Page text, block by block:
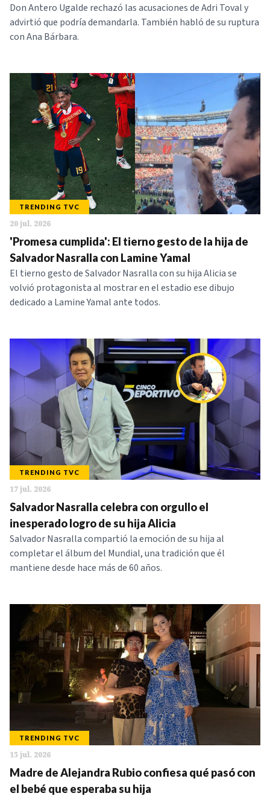
Don Antero Ugalde rechazó las acusaciones de Adri Toval y
advirtió que podría demandarla. También habló de su ruptura
con Ana Bárbara.
TRENDING TVC
20 jul. 2026
'Promesa cumplida': El tierno gesto de la hija de
Salvador Nasralla con Lamine Yamal
El tierno gesto de Salvador Nasralla con su hija Alicia se
volvió protagonista al mostrar en el estadio ese dibujo
dedicado a Lamine Yamal ante todos.
TRENDING TVC
17 jul. 2026
Salvador Nasralla celebra con orgullo el
inesperado logro de su hija Alicia
Salvador Nasralla compartió la emoción de su hija al
completar el álbum del Mundial, una tradición que él
mantiene desde hace más de 60 años.
TRENDING TVC
15 jul. 2026
Madre de Alejandra Rubio confiesa qué pasó con
el bebé que esperaba su hija